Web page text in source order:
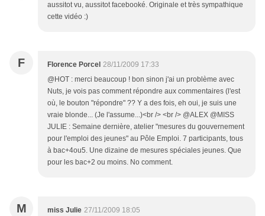
aussitot vu, aussitot facebooké. Originale et très sympathique
cette vidéo :)
F Florence Porcel 28/11/2009 17:33
@HOT : merci beaucoup ! bon sinon j'ai un problème avec
Nuts, je vois pas comment répondre aux commentaires (l'est
où, le bouton "répondre" ?? Y a des fois, eh oui, je suis une
vraie blonde... (Je l'assume...)<br /> <br /> @ALEX @MISS
JULIE : Semaine dernière, atelier "mesures du gouvernement
pour l'emploi des jeunes" au Pôle Emploi. 7 participants, tous
à bac+4ou5. Une dizaine de mesures spéciales jeunes. Que
pour les bac+2 ou moins. No comment.
M miss Julie 27/11/2009 18:05